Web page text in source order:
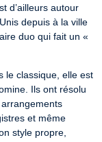
d’ailleurs autour
depuis à la ville
duo qui fait un «
le classique, elle est
Ils ont résolu
et même
style propre,